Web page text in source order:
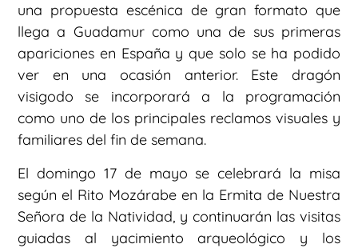
una propuesta escénica de gran formato que
llega a Guadamur como una de sus primeras
apariciones en España y que solo se ha podido
ver en una ocasión anterior. Este dragón
visigodo se incorporará a la programación
como uno de los principales reclamos visuales y
familiares del fin de semana.
El domingo 17 de mayo se celebrará la misa
según el Rito Mozárabe en la Ermita de Nuestra
Señora de la Natividad, y continuarán las visitas
guiadas al yacimiento arqueológico y los